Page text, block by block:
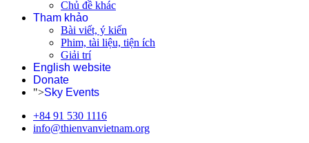
Chủ đề khác
Tham khảo
Bài viết, ý kiến
Phim, tài liệu, tiện ích
Giải trí
English website
Donate
">Sky Events
+84 91 530 1116
info@thienvanvietnam.org